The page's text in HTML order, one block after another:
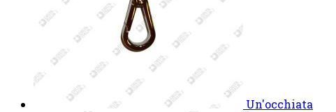
Un'occhiata